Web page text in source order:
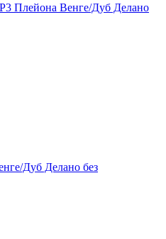
Плейона Венге/Дуб Делано
Дуб Делано без